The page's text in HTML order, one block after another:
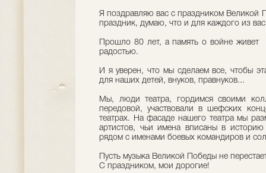
Я поздравляю вас с праздником Великой
праздник, думаю, что и для каждого из
Прошло 80 лет, а память о войне живет
радостью.
И я уверен, что мы сделаем все, чтобы
для наших детей, внуков, правнуков...
Мы, люди театра, гордимся своими
передовой, участвовали в шефских
театрах. На фасаде нашего театра мы
артистов, чьи имена вписаны в
рядом с именами боевых командиров и
Пусть музыка Великой Победы не
С праздником, мои дорогие!